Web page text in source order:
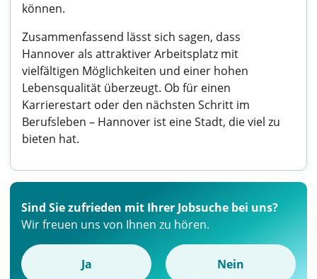
können.
Zusammenfassend lässt sich sagen, dass
Hannover als attraktiver Arbeitsplatz mit
vielfältigen Möglichkeiten und einer hohen
Lebensqualität überzeugt. Ob für einen
Karrierestart oder den nächsten Schritt im
Berufsleben – Hannover ist eine Stadt, die viel zu
bieten hat.
Sind Sie zufrieden mit Ihrer Jobsuche bei uns?
Wir freuen uns von Ihnen zu hören.
Ja Nein